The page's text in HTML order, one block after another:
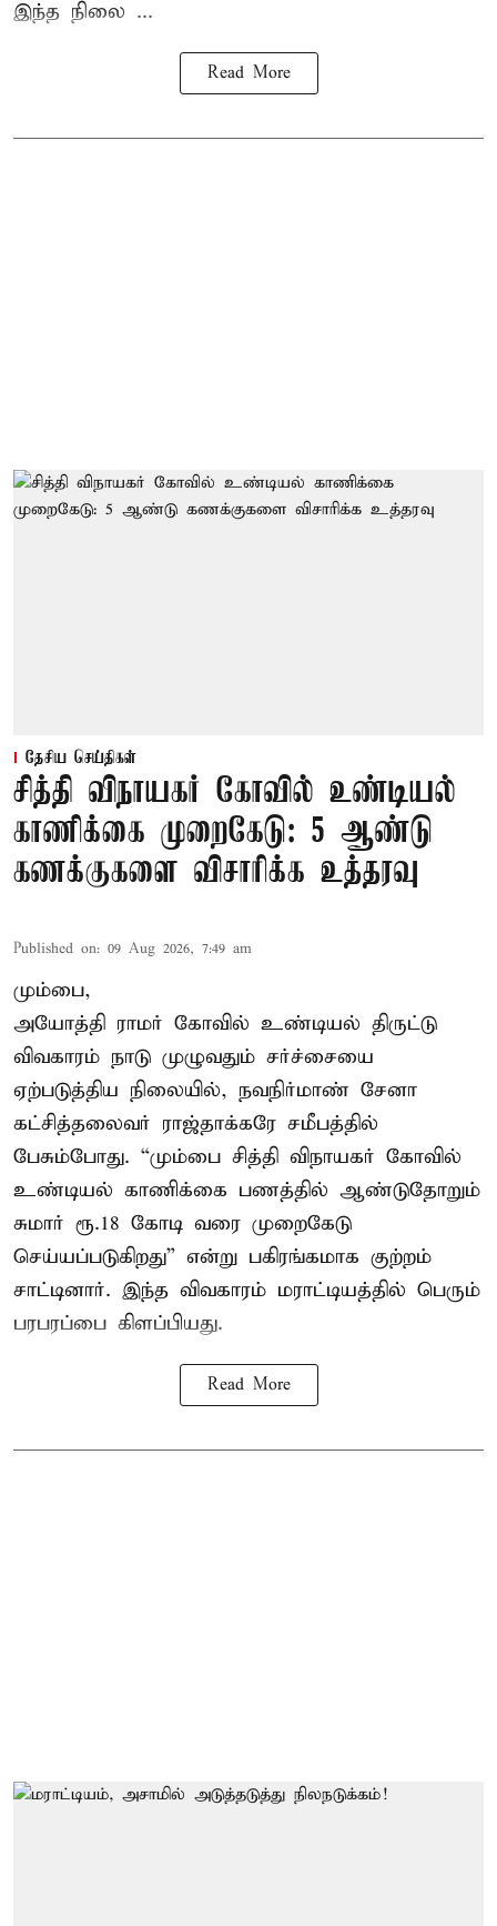
இந்த நிலை ...
Read More
தேசிய செய்திகள்
சித்தி விநாயகர் கோவில் உண்டியல்
காணிக்கை முறைகேடு: 5 ஆண்டு
கணக்குகளை விசாரிக்க உத்தரவு
Published on: 09 Aug 2026, 7:49 am
மும்பை,
அயோத்தி ராமர் கோவில் உண்டியல் திருட்டு
விவகாரம் நாடு முழுவதும் சர்ச்சையை
ஏற்படுத்திய நிலையில், நவநிர்மாண் சேனா
கட்சித்தலைவர் ராஜ்தாக்கரே சமீபத்தில்
பேசும்போது. “மும்பை சித்தி விநாயகர் கோவில்
உண்டியல் காணிக்கை பணத்தில் ஆண்டுதோறும்
சுமார் ரூ.18 கோடி வரை முறைகேடு
செய்யப்படுகிறது” என்று பகிரங்கமாக குற்றம்
சாட்டினார். இந்த விவகாரம் மராட்டியத்தில் பெரும்
பரபரப்பை கிளப்பியது.
Read More